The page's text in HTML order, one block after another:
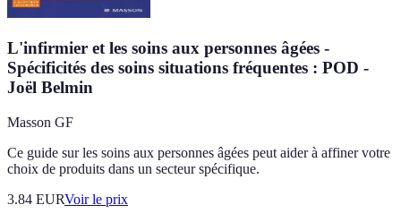
L'infirmier et les soins aux personnes âgées -
Spécificités des soins situations fréquentes : POD -
Joël Belmin
Masson GF
Ce guide sur les soins aux personnes âgées peut aider à affiner votre
choix de produits dans un secteur spécifique.
3.84 EURVoir le prix